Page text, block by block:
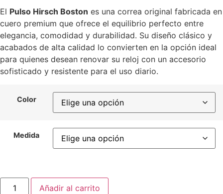
El Pulso Hirsch Boston es una correa original fabricada en
cuero premium que ofrece el equilibrio perfecto entre
elegancia, comodidad y durabilidad. Su diseño clásico y
acabados de alta calidad lo convierten en la opción ideal
para quienes desean renovar su reloj con un accesorio
sofisticado y resistente para el uso diario.
Color
Medida
Añadir al carrito